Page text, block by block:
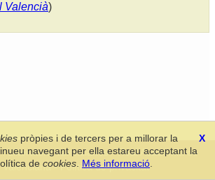
Valencià)
Lliteratura Valencianes-Real Acadèmia de
-Política de privacitat
X
pròpies i de tercers per a millorar la
navegant per ella estareu acceptant la
de cookies Més informació